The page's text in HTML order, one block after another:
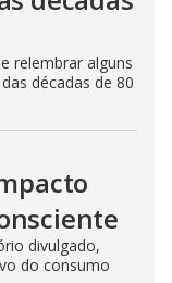
relembrar alguns
décadas de 80
divulgado,
do consumo